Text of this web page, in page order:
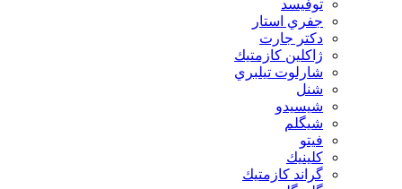
توفيسد
جفري استار
دكتر جارت
ژاكلين كازمتيك
شارلوت تيلبري
شنل
شيسيدو
شیگلم
فيتو
كلينيك
گراند كازمتيك